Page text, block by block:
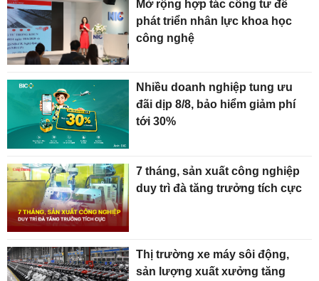
Mở rộng hợp tác công tư để
phát triển nhân lực khoa học
công nghệ
Nhiều doanh nghiệp tung ưu
đãi dịp 8/8, bảo hiểm giảm phí
tới 30%
7 tháng, sản xuất công nghiệp
duy trì đà tăng trưởng tích cực
Thị trường xe máy sôi động,
sản lượng xuất xưởng tăng